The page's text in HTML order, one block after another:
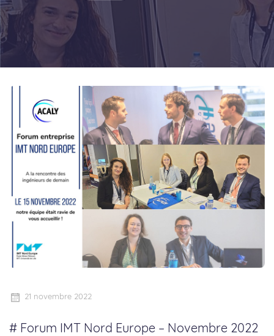
21 novembre 2022
# Forum IMT Nord Europe – Novembre 2022